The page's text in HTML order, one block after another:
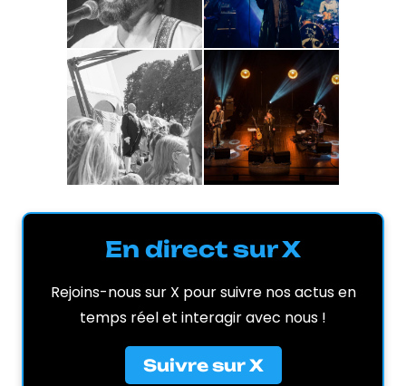
En direct sur X
Rejoins-nous sur X pour suivre nos actus en
temps réel et interagir avec nous !
Suivre sur X